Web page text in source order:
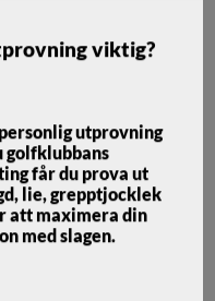
viktig?
utprovning
golfklubbans
får du prova ut
lie, grepptjocklek
att maximera din
med slagen.